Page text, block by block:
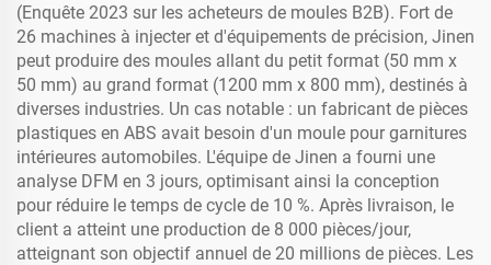
(Enquête 2023 sur les acheteurs de moules B2B). Fort de
26 machines à injecter et d'équipements de précision, Jinen
peut produire des moules allant du petit format (50 mm x
50 mm) au grand format (1200 mm x 800 mm), destinés à
diverses industries. Un cas notable : un fabricant de pièces
plastiques en ABS avait besoin d'un moule pour garnitures
intérieures automobiles. L'équipe de Jinen a fourni une
analyse DFM en 3 jours, optimisant ainsi la conception
pour réduire le temps de cycle de 10 %. Après livraison, le
client a atteint une production de 8 000 pièces/jour,
atteignant son objectif annuel de 20 millions de pièces. Les